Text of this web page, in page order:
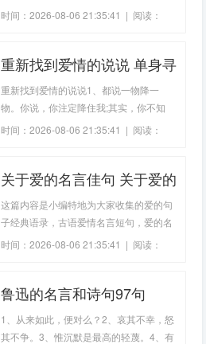
不是没有成长，而是在扎根!2、相信生活
题。3、莫找借口失败，只找理由成功。
一颗才
时间：2026-08-06 21:35:41 | 阅读：
重新找到爱情的说说 单身寻
找爱情的诗句(精选79句)
重新找到爱情的说说1、都说一物降一
物。你说，你注定降住我;其实，你不知
道，那是我放任着让你降住。2、我的心
口。4、我懂覆水难收，就像你说分手一
害，只是为了不
时间：2026-08-06 21:35:41 | 阅读：
关于爱的名言佳句 关于爱的
名言或古诗句精选(精选80
句)
这篇内容是小编特地为大家收集的爱的句
子经典语录，古语爱情名言短句，爱的名
言短句100条，爱的名言名句简短，朋友
间如果没有爱，太阳也会灭。——雨果
有爱情的
时间：2026-08-06 21:35:41 | 阅读：
鲁迅的名言和诗句97句
1、从来如此，便对么？2、哀其不幸，怒
其不争。3、惟沉默是最高的轻蔑。4、有